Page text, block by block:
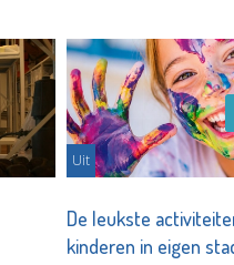
Uit
De leukste
kinderen in eigen